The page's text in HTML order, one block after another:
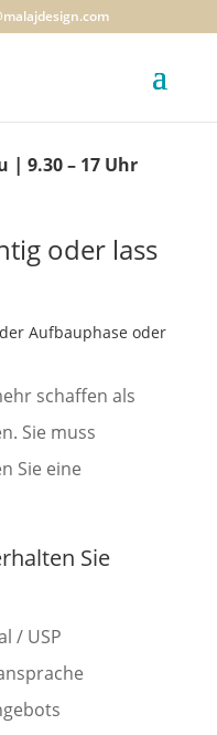
| 9.30 – 17 Uhr
oder lass
Aufbauphase oder
schaffen als
Sie muss
Sie eine
Sie
/ USP